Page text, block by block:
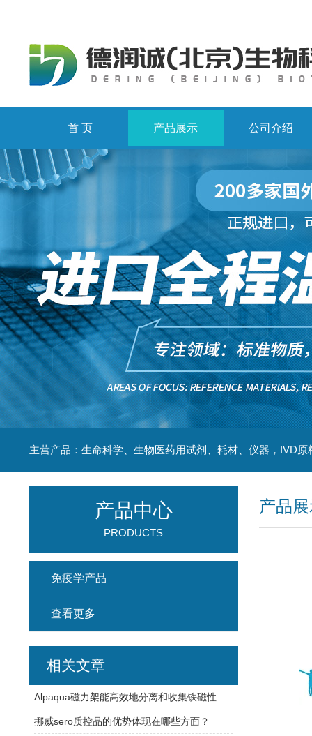
首 页 产品展示 公司介绍
主营产品：生命科学、生物医药用试剂、耗材、仪器，IVD原
产品
产品中心
PRODUCTS
免疫学产品
查看更多
相关文章
挪威sero质控品的优势体现在哪些方面？